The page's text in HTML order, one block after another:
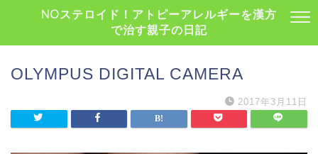
NOステロイド！アトピーアレルギーを漢方
で治す親子の日記
OLYMPUS DIGITAL CAMERA
2017年3月11日